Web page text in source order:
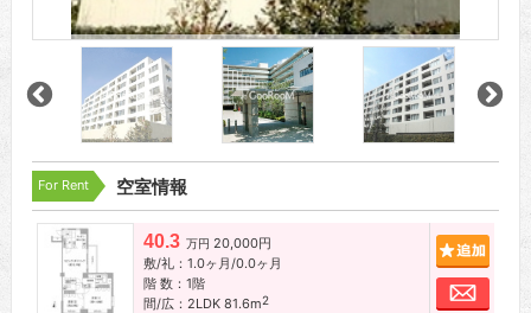
For Rent 空室情報
40.3 万円 20,000円
敷/礼：1.0ヶ月/0.0ヶ月
階 数：1階
間/広：2LDK 81.6m2
お問